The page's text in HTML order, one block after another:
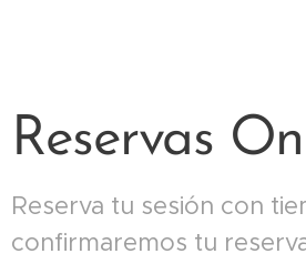
Reservas
Reserva tu sesión con
confirmaremos tu